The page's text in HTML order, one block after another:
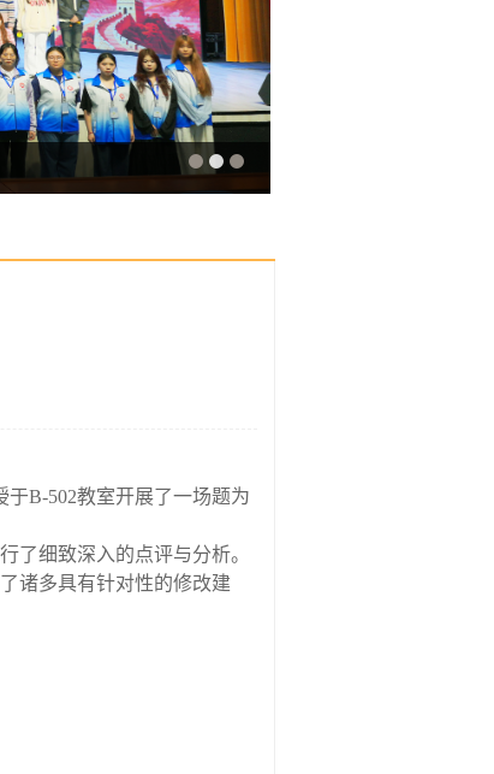
B-502教室开展了一场题为
了细致深入的点评与分析。
诸多具有针对性的修改建